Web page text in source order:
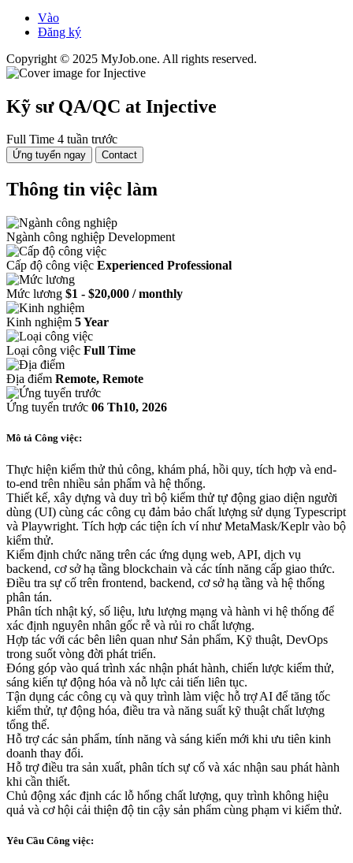
Vào
Đăng ký
Copyright © 2025 MyJob.one. All rights reserved.
Kỹ sư QA/QC at Injective
Full Time 4 tuần trước
Ứng tuyển ngay Contact
Thông tin việc làm
Ngành công nghiệp Development
Cấp độ công việc Experienced Professional
Mức lương $1 - $20,000 / monthly
Kinh nghiệm 5 Year
Loại công việc Full Time
Địa điểm Remote, Remote
Ứng tuyển trước 06 Th10, 2026
Mô tả Công việc:
Thực hiện kiểm thử thủ công, khám phá, hồi quy, tích hợp và end-
to-end trên nhiều sản phẩm và hệ thống.
Thiết kế, xây dựng và duy trì bộ kiểm thử tự động giao diện người
dùng (UI) cùng các công cụ đảm bảo chất lượng sử dụng Typescript
và Playwright. Tích hợp các tiện ích ví như MetaMask/Keplr vào bộ
kiểm thử.
Kiểm định chức năng trên các ứng dụng web, API, dịch vụ
backend, cơ sở hạ tầng blockchain và các tính năng cấp giao thức.
Điều tra sự cố trên frontend, backend, cơ sở hạ tầng và hệ thống
phân tán.
Phân tích nhật ký, số liệu, lưu lượng mạng và hành vi hệ thống để
xác định nguyên nhân gốc rễ và rủi ro chất lượng.
Hợp tác với các bên liên quan như Sản phẩm, Kỹ thuật, DevOps
trong suốt vòng đời phát triển.
Đóng góp vào quá trình xác nhận phát hành, chiến lược kiểm thử,
sáng kiến tự động hóa và nỗ lực cải tiến liên tục.
Tận dụng các công cụ và quy trình làm việc hỗ trợ AI để tăng tốc
kiểm thử, tự động hóa, điều tra và năng suất kỹ thuật chất lượng
tổng thể.
Hỗ trợ các sản phẩm, tính năng và sáng kiến mới khi ưu tiên kinh
doanh thay đổi.
Hỗ trợ điều tra sản xuất, phân tích sự cố và xác nhận sau phát hành
khi cần thiết.
Chủ động xác định các lỗ hổng chất lượng, quy trình không hiệu
quả và cơ hội cải thiện độ tin cậy sản phẩm cùng phạm vi kiểm thử.
Yêu Cầu Công việc: